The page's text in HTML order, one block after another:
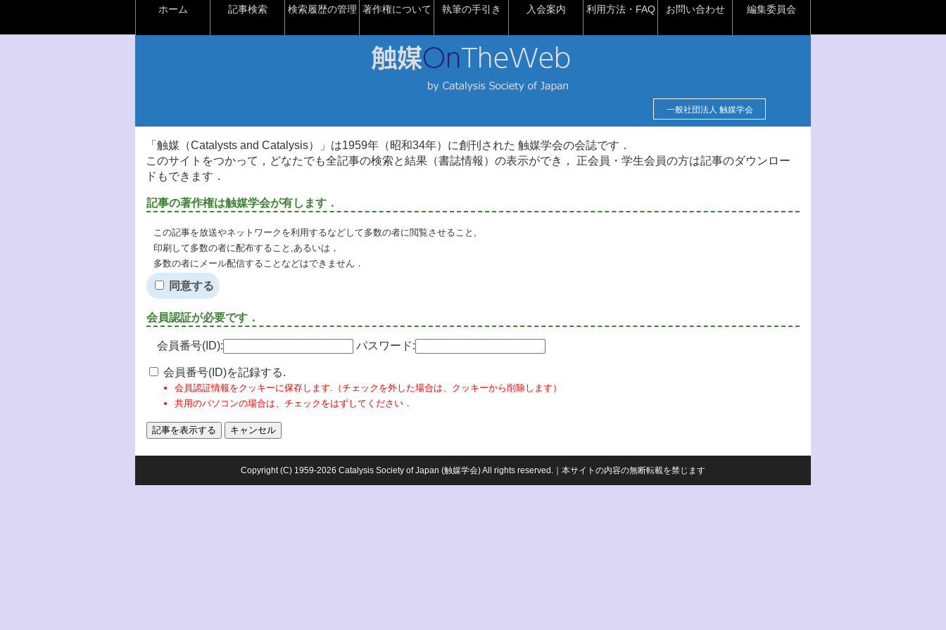
ホーム 記事検索 検索履歴の管理 著作権について 執筆の手引き 入会案内 利用方法・FAQ お問い合わせ 編集委員会
一般社団法人 触媒学会
「触媒（Catalysts and Catalysis）」は1959年（昭和34年）に創刊された 触媒学会の会誌です．
このサイトをつかって，どなたでも全記事の検索と結果（書誌情報）の表示ができ， 正会員・学生会員の方は記事のダウンロー
ドもできます．
記事の著作権は触媒学会が有します．
この記事を放送やネットワークを利用するなどして多数の者に閲覧させること,
印刷して多数の者に配布すること,あるいは，
多数の者にメール配信することなどはできません．
同意する
会員認証が必要です．
会員番号(ID): パスワード:
会員番号(ID)を記録する.
会員認証情報をクッキーに保存します.（チェックを外した場合は、クッキーから削除します）
共用のパソコンの場合は、チェックをはずしてください．
Copyright (C) 1959-2026 Catalysis Society of Japan (触媒学会) All rights reserved.｜本サイトの内容の無断転載を禁じます